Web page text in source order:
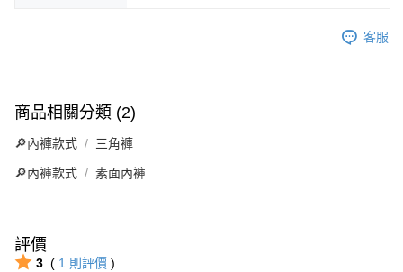
客服
商品相關分類 (2)
🔎內褲款式 三角褲
🔎內褲款式 素面內褲
評價
3 ( 1 則評價 )